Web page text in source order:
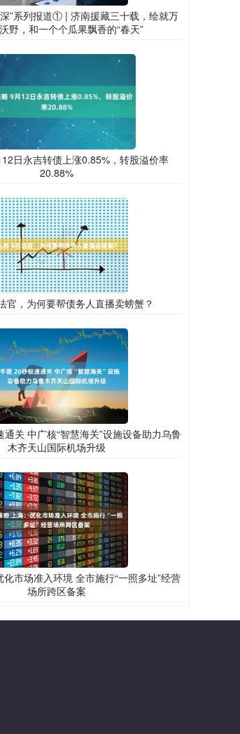
”系列报道① | 济南援藏三十载，绘就万
野，和一个个瓜果飘香的“春天”
日永吉转债上涨0.85%，转股溢价率
20.88%
官，为何要帮债务人直播卖螃蟹？
通关 中广核“智慧海关”设施设备助力乌鲁
木齐天山国际机场升级
市场准入环境 全市施行“一照多址”经营
场所跨区备案